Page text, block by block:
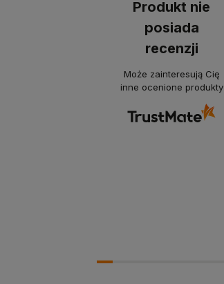
Produkt nie
posiada
recenzji
Może zainteresują Cię
inne ocenione produkty